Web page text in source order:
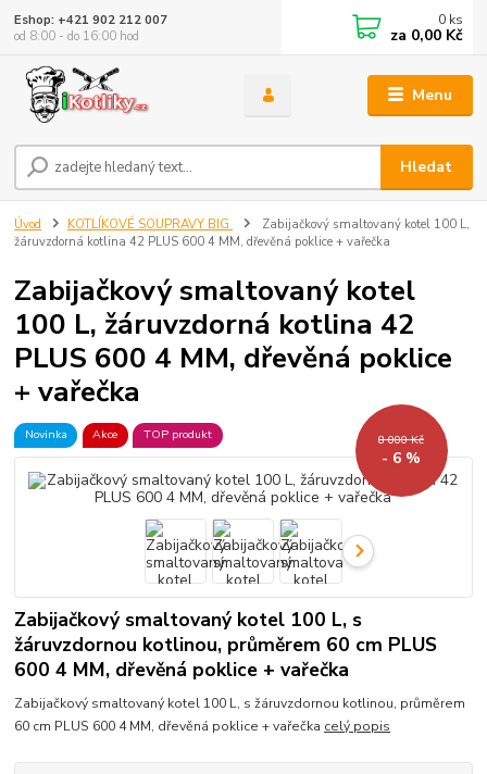
Menu
Hledat
Eshop: +421 902 212 007
od 8:00 - do 16:00 hod
0 ks
za 0,00 Kč
Úvod KOTLÍKOVÉ SOUPRAVY BIG
Zabijačkový smaltovaný kotel 100 L,
žáruvzdorná kotlina 42 PLUS 600 4 MM, dřevěná poklice + vařečka
Zabijačkový smaltovaný kotel
100 L, žáruvzdorná kotlina 42
PLUS 600 4 MM, dřevěná poklice
+ vařečka
Novinka Akce TOP produkt 8 000 Kč
- 6 %
Zabijačkový smaltovaný kotel 100 L, s
žáruvzdornou kotlinou, průměrem 60 cm PLUS
600 4 MM, dřevěná poklice + vařečka
Zabijačkový smaltovaný kotel 100 L, s žáruvzdornou kotlinou, průměrem
60 cm PLUS 600 4 MM, dřevěná poklice + vařečka celý popis